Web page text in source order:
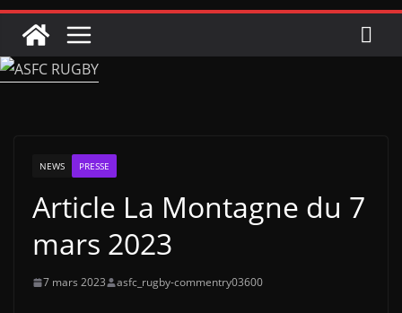
NEWS PRESSE
Article La Montagne du 7
mars 2023
7 mars 2023 asfc_rugby-commentry03600